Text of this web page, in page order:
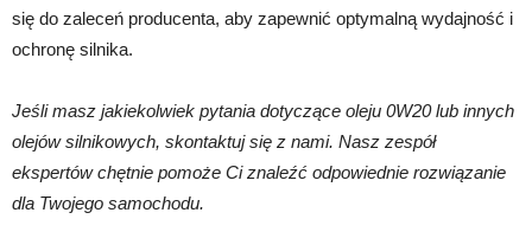
się do zaleceń producenta, aby zapewnić optymalną wydajność i
ochronę silnika.
Jeśli masz jakiekolwiek pytania dotyczące oleju 0W20 lub innych
olejów silnikowych, skontaktuj się z nami. Nasz zespół
ekspertów chętnie pomoże Ci znaleźć odpowiednie rozwiązanie
dla Twojego samochodu.